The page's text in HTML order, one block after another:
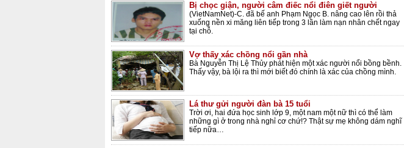
Bị chọc giận, người câm điếc nổi điên giết người
(VietNamNet)-C. đã bế anh Phạm Ngọc B. nâng cao lên rồi thả
xuống nền xi măng liên tiếp trong 3 lần làm nạn nhân chết ngay
tại chỗ.
Vợ thấy xác chồng nổi gần nhà
Bà Nguyễn Thị Lệ Thủy phát hiện một xác người nổi bồng bềnh.
Thấy vậy, bà lội ra thì mới biết đó chính là xác của chồng mình.
Lá thư gửi người đàn bà 15 tuổi
Trời ơi, hai đứa học sinh lớp 9, một nam một nữ thì có thể làm
những gì ở trong nhà nghỉ cơ chứ!? Thật sự mẹ không dám nghĩ
tiếp nữa…